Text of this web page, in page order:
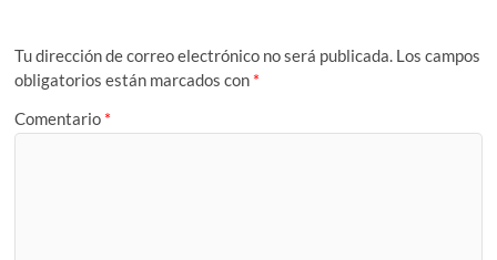
Tu dirección de correo electrónico no será publicada. Los campos
obligatorios están marcados con *
Comentario *